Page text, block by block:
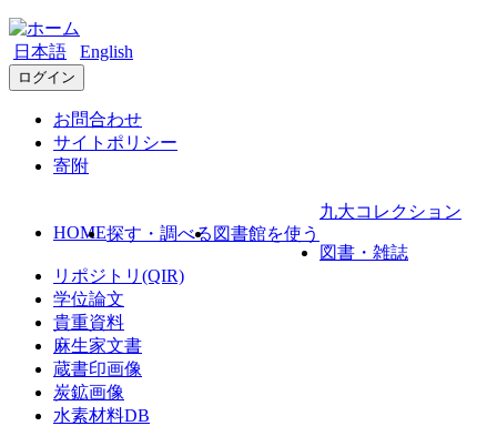
日本語 English
ログイン
お問合わせ
サイトポリシー
寄附
HOME探す・調べる 図書館を使う
九大コレクション
図書・雑誌
リポジトリ(QIR)
学位論文
貴重資料
麻生家文書
蔵書印画像
炭鉱画像
水素材料DB